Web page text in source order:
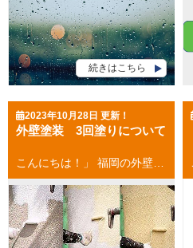
続きはこちら
2023年10月28日 更新！
外壁塗装 3回塗りについて
こんにちは！」 福岡の外壁塗装・屋根塗装専門店の福岡ペイントです。 外壁塗装 3回塗りについて、今回は書きたいと思います。 目次 外壁塗装主な工程 外壁塗装 ３回塗りの工程 まとめ 外壁塗装主な工程 外壁塗装の主な工程は以下の通りになります。 １．足場設置 ２．高圧洗浄 ３．下地処理 ４．下塗り ５．中塗り ６．上塗り ７．足場解体 外壁塗装 3回塗り工程 ３回塗りの工程には 【下塗り】【中塗り】【上塗り】があります。 工程別にみていきましょう、 下塗り 高圧洗浄と下地処理が完了してまず最初に行うのが、下塗りです。 ●下塗りの目的 下塗りの目的は、下地面と上塗りの密着性を高めることです。 あとは下地面による上塗りの吸い込みを防止することなどです。 中塗り 中塗りは、仕上げ塗装の１回目で、 塗膜に充分な厚みを持たせフラットな下地を作ることが主な目的になります。 上塗り 上塗りは仕上げの２回目で、中塗りと同じ塗料で仕上げます。 ３度塗りで仕上げることで、 塗膜の充分な厚みと適正な耐久性を確保し、 また美観の向上にも繋がるわけです。 まとめ 外壁塗装は建物を守る重要な役割があります。 その中で3度塗りを必ず実施する事、そして工程ごとに 適切な乾燥時間を設けることが重要なポイントになります！ お気軽にご相談ください(^^♪ [mailform] お見積もり依頼はコチラから お電話のお問い合わせはコチラから 福岡県・福岡市 外壁塗装・屋根塗装 福岡ペイント 大池本店 福岡ペイントショールーム 福岡県福岡市南区大池1-23-15 TEL：0120-248-228 春日市・大野城市・那珂川市の外壁塗装・屋根塗装 ９月２日グランドオープン 福岡ペイント アクロスモール春日店 福岡ペイントショールーム 福岡県春日市春日５－１７（マツモトキヨシさんとなり） TEL：0120-248-228 👉お電話でのお問い合わせはコチラから